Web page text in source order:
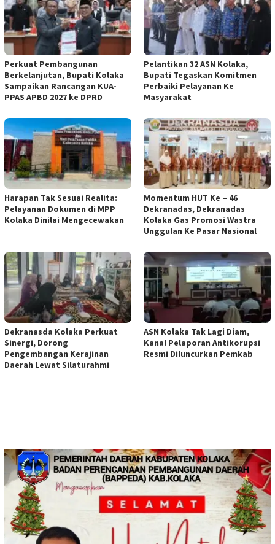
Perkuat Pembangunan
Berkelanjutan, Bupati Kolaka
Sampaikan Rancangan KUA-
PPAS APBD 2027 ke DPRD
Pelantikan 32 ASN Kolaka,
Bupati Tegaskan Komitmen
Perbaiki Pelayanan Ke
Masyarakat
Harapan Tak Sesuai Realita:
Pelayanan Dokumen di MPP
Kolaka Dinilai Mengecewakan
Momentum HUT Ke – 46
Dekranadas, Dekranadas
Kolaka Gas Promosi Wastra
Unggulan Ke Pasar Nasional
Dekranasda Kolaka Perkuat
Sinergi, Dorong
Pengembangan Kerajinan
Daerah Lewat Silaturahmi
ASN Kolaka Tak Lagi Diam,
Kanal Pelaporan Antikorupsi
Resmi Diluncurkan Pemkab